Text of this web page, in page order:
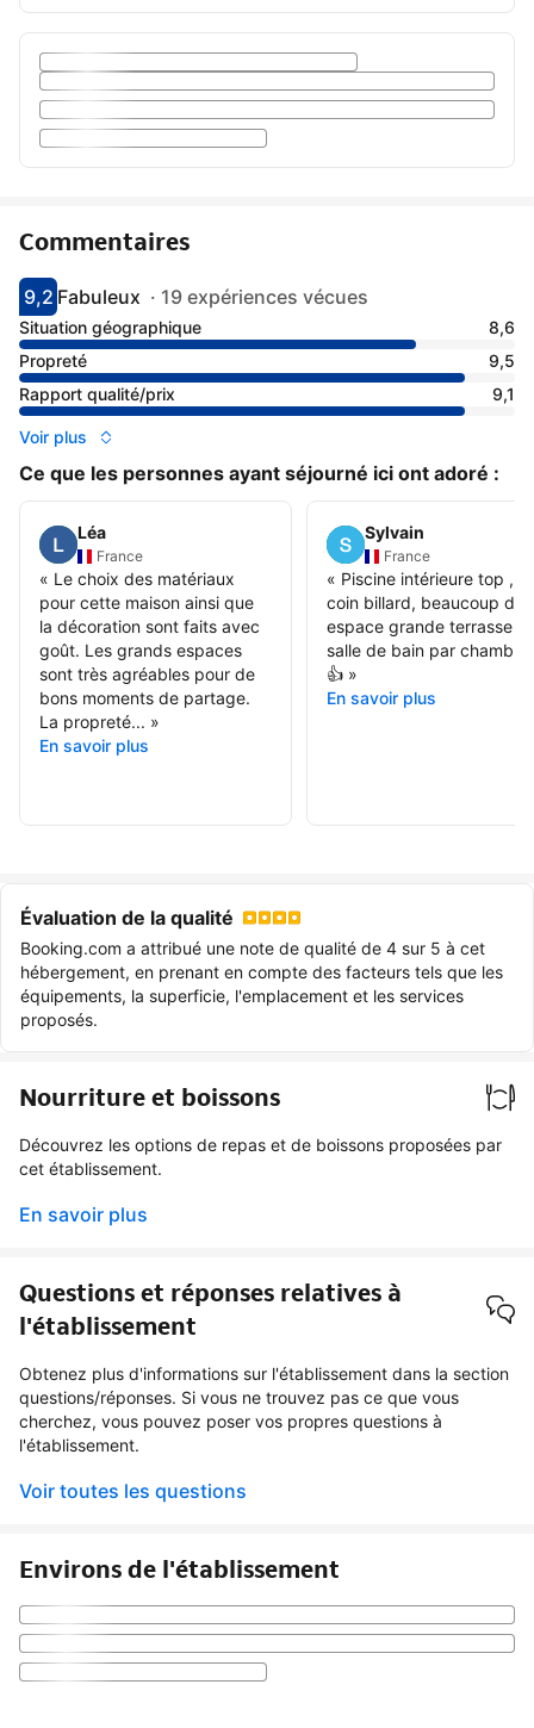
Commentaires
Avec une note de 9.2
9,2
fabuleuxFabuleux · 19 expériences vécues
Situation géographique
8,6
Propreté
9,5
Rapport qualité/prix
9,1
Voir plus
Ce que les personnes ayant séjourné ici ont adoré :
Léa
France
« Le choix des matériaux
pour cette maison ainsi que
la décoration sont faits avec
goût. Les grands espaces
sont très agréables pour de
bons moments de partage.
La propreté... »
En savoir plus
Sylvain
France
« Piscine intérieure top ,
coin billard, beaucoup d
espace grande terrasse , 1
salle de bain par chambre
👍»
En savoir plus
Évaluation de la qualité
Booking.com a attribué une note de qualité de 4 sur 5 à cet
hébergement, en prenant en compte des facteurs tels que les
équipements, la superficie, l'emplacement et les services
proposés.
Nourriture et boissons
Découvrez les options de repas et de boissons proposées par
cet établissement.
En savoir plus
Questions et réponses relatives à
l'établissement
Obtenez plus d'informations sur l'établissement dans la section
questions/réponses. Si vous ne trouvez pas ce que vous
cherchez, vous pouvez poser vos propres questions à
l'établissement.
Voir toutes les questions
Environs de l'établissement